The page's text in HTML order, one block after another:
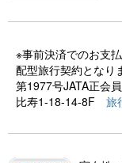
※事前決済でのお支
配型旅行契約とな
第1977号JATA正会
比寿1-18-14-8F 旅